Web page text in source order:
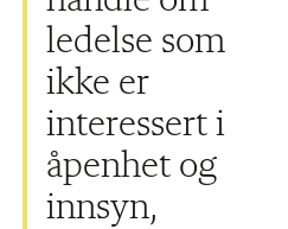
ledelse som
ikke er
interessert i
åpenhet og
innsyn,